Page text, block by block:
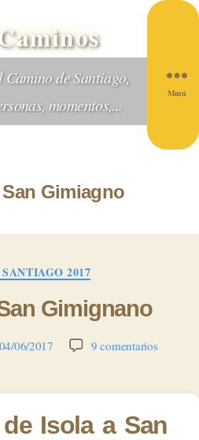
Camino de Santiago,
momentos,...
Menú
San Gimiagno
Categorías
2017
Gimignano
04/06/2017 9 comentariosen
–
Isola a San